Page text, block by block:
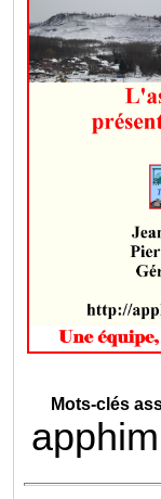
Mots-clés
apphim